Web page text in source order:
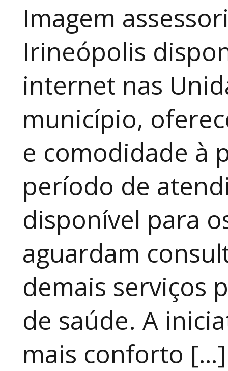
Imagem
Irineópolis
internet nas
município,
e comodidade à
período de
disponível para
aguardam
demais serviços
de saúde. A
mais conforto […]